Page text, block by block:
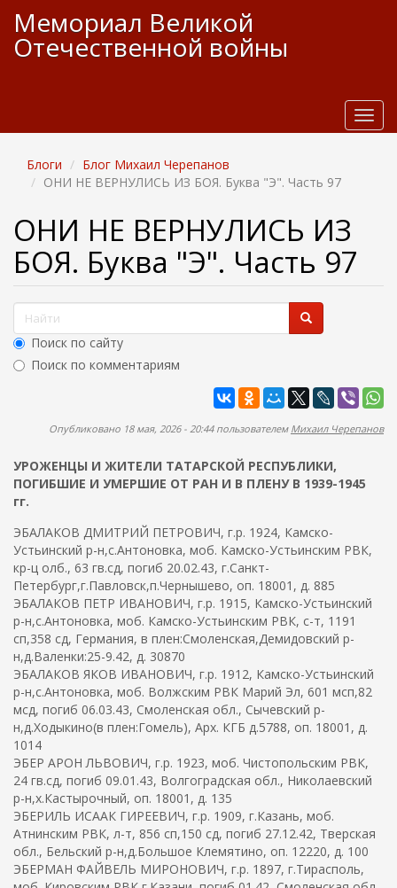
к
Мемориал Великой
Отечественной войны
T
o
Блоги
Блог Михаил Черепанов
ОНИ НЕ ВЕРНУЛИСЬ ИЗ БОЯ. Буква "Э". Часть 97
ОНИ НЕ ВЕРНУЛИСЬ ИЗ
БОЯ. Буква "Э". Часть 97
Ф
о
р
и
с
к
а
Поиск по сайту
Поиск по комментариям
Опубликовано 18 мая, 2026 - 20:44 пользователем Михаил Черепанов
УРОЖЕНЦЫ И ЖИТЕЛИ ТАТАРСКОЙ РЕСПУБЛИКИ,
ПОГИБШИЕ И УМЕРШИЕ ОТ РАН И В ПЛЕНУ В 1939-1945
гг.
ЭБАЛАКОВ ДМИТРИЙ ПЕТРОВИЧ, г.р. 1924, Камско-
Устьинский р-н,с.Антоновка, моб. Камско-Устьинским РВК,
кр-ц олб., 63 гв.сд, погиб 20.02.43, г.Санкт-
Петербург,г.Павловск,п.Чернышево, оп. 18001, д. 885
ЭБАЛАКОВ ПЕТР ИВАНОВИЧ, г.р. 1915, Камско-Устьинский
р-н,с.Антоновка, моб. Камско-Устьинским РВК, с-т, 1191
сп,358 сд, Германия, в плен:Смоленская,Демидовский р-
н,д.Валенки:25-9.42, д. 30870
ЭБАЛАКОВ ЯКОВ ИВАНОВИЧ, г.р. 1912, Камско-Устьинский
р-н,с.Антоновка, моб. Волжским РВК Марий Эл, 601 мсп,82
мсд, погиб 06.03.43, Смоленская обл., Сычевский р-
н,д.Ходыкино(в плен:Гомель), Арх. КГБ д.5788, оп. 18001, д.
1014
ЭБЕР АРОН ЛЬВОВИЧ, г.р. 1923, моб. Чистопольским РВК,
24 гв.сд, погиб 09.01.43, Волгоградская обл., Николаевский
р-н,х.Кастырочный, оп. 18001, д. 135
ЭБЕРИЛЬ ИСААК ГИРЕЕВИЧ, г.р. 1909, г.Казань, моб.
Атнинским РВК, л-т, 856 сп,150 сд, погиб 27.12.42, Тверская
обл., Бельский р-н,д.Большое Клемятино, оп. 12220, д. 100
ЭБЕРМАН ФАЙВЕЛЬ МИРОНОВИЧ, г.р. 1897, г.Тирасполь,